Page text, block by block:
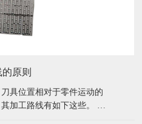
原则
具位置相对于零件运动的
加工路线有如下这些。 孔